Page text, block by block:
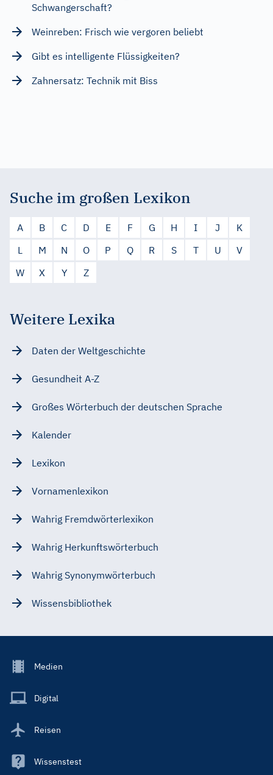
Schwangerschaft?
Weinreben: Frisch wie vergoren beliebt
Gibt es intelligente Flüssigkeiten?
Zahnersatz: Technik mit Biss
Suche im großen Lexikon
A B C D E F G H I J
K
L
M N O P Q R S T U
V
W
X Y Z
Weitere Lexika
Daten der Weltgeschichte
Gesundheit A-Z
Großes Wörterbuch der deutschen Sprache
Kalender
Lexikon
Vornamenlexikon
Wahrig Fremdwörterlexikon
Wahrig Herkunftswörterbuch
Wahrig Synonymwörterbuch
Wissensbibliothek
Footer
Main
Medien
Digital
Reisen
Wissenstest